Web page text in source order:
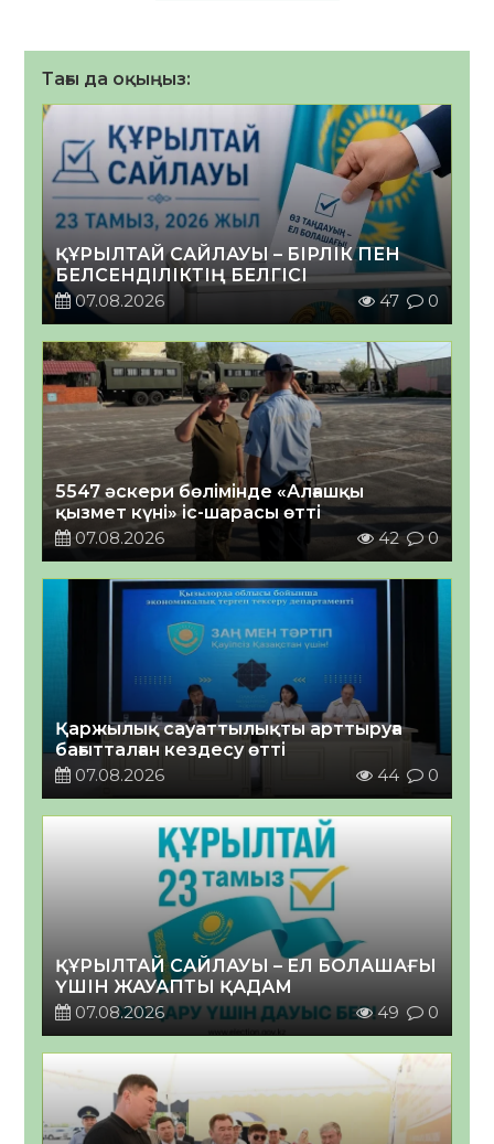
Тағы да оқыңыз:
ҚҰРЫЛТАЙ САЙЛАУЫ – БІРЛІК ПЕН
БЕЛСЕНДІЛІКТІҢ БЕЛГІСІ
07.08.2026
47 0
5547 әскери бөлімінде «Алғашқы
қызмет күні» іс-шарасы өтті
07.08.2026
42 0
Қаржылық сауаттылықты арттыруға
бағытталған кездесу өтті
07.08.2026
44 0
ҚҰРЫЛТАЙ САЙЛАУЫ – ЕЛ БОЛАШАҒЫ
ҮШІН ЖАУАПТЫ ҚАДАМ
07.08.2026
49 0